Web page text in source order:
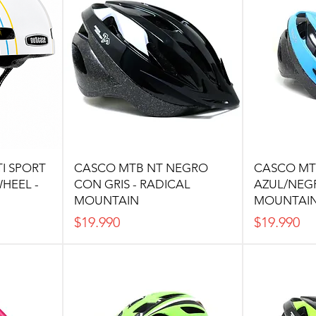
SPORT
-
CASCO MTB NT NEGRO
CON GRIS - RADICAL
MOUNTAIN
Precio
$19.990
CASCO
AZUL/
Precio
$19.990